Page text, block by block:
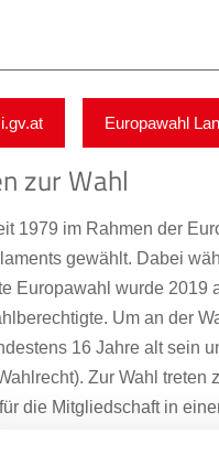
Europawahl
zur Wahl
1979 im Rahmen der
gewählt. Dabei
Europawahl wurde 2019
Um an der
16 Jahre alt sein
Zur Wahl treten
die Mitgliedschaft in